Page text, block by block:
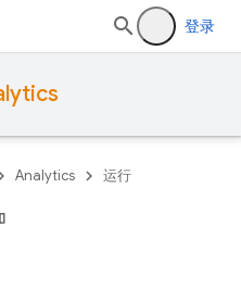
登录
Analytics 运行